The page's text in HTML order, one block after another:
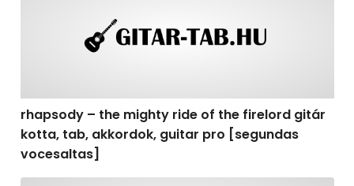
rhapsody – the mighty ride of the firelord gitár
kotta, tab, akkordok, guitar pro [segundas
vocesaltas]